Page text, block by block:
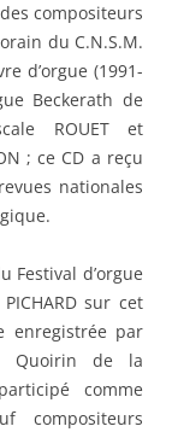
compositeurs
du C.N.S.M.
d’orgue (1991-
Beckerath de
ROUET et
; ce CD a reçu
nationales
Festival d’orgue
sur cet
enregistrée par
Quoirin de la
comme
compositeurs